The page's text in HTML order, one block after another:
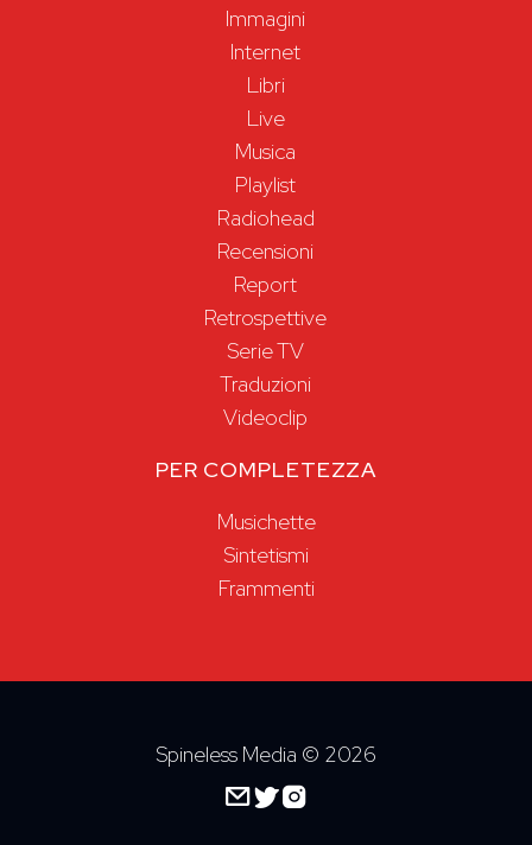
Immagini
Internet
Libri
Live
Musica
Playlist
Radiohead
Recensioni
Report
Retrospettive
Serie TV
Traduzioni
Videoclip
PER COMPLETEZZA
Musichette
Sintetismi
Frammenti
Spineless Media © 2026